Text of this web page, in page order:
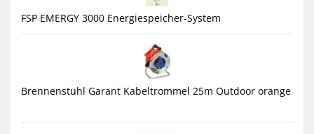
FSP EMERGY 3000 Energiespeicher-System
Brennenstuhl Garant Kabeltrommel 25m Outdoor orange